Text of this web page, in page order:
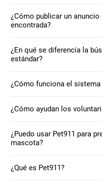
¿Cómo publicar un
encontrada?
¿En qué se diferencia la
estándar?
¿Cómo funciona el
¿Cómo ayudan los
¿Puedo usar Pet911 para
mascota?
¿Qué es Pet911?